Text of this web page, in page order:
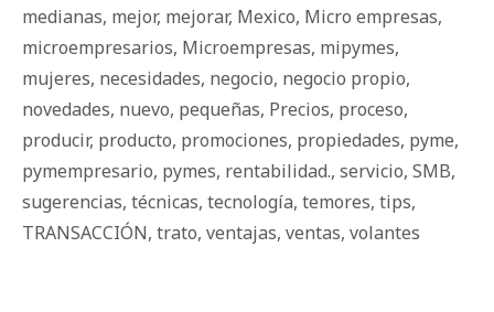
medianas, mejor, mejorar, Mexico, Micro empresas,
microempresarios, Microempresas, mipymes,
mujeres, necesidades, negocio, negocio propio,
novedades, nuevo, pequeñas, Precios, proceso,
producir, producto, promociones, propiedades, pyme,
pymempresario, pymes, rentabilidad., servicio, SMB,
sugerencias, técnicas, tecnología, temores, tips,
TRANSACCIÓN, trato, ventajas, ventas, volantes